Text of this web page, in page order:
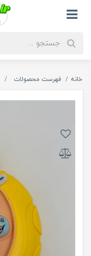
خانه فهرست محصولات